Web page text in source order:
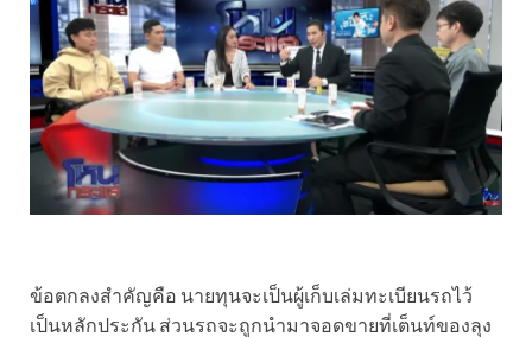
ข้อตกลงสำคัญคือ นายทุนจะเป็นผู้เก็บเล่มทะเบียนรถไว้
เป็นหลักประกัน ส่วนรถจะถูกนำมาจอดขายที่เต็นท์ของลุง